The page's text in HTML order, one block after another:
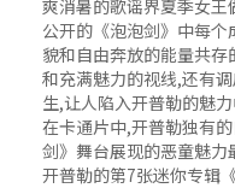
爽消暑的歌谣界夏季女王
公开的《泡泡剑》中每
貌和自由奔放的能量共
和充满魅力的视线,还有
生,让人陷入开普勒的魅力
在卡通片中,开普勒独有
剑》舞台展现的恶童魅力
开普勒的第7张迷你专辑